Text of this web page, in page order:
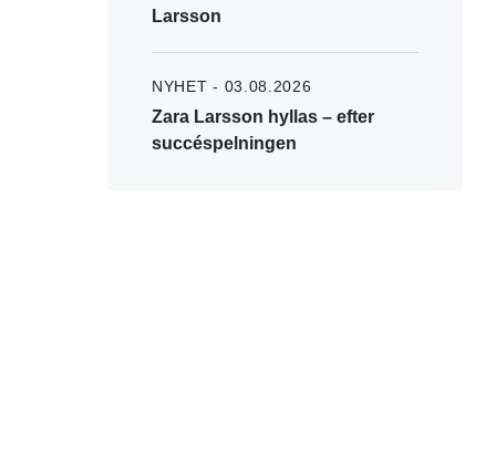
Larsson
NYHET - 03.08.2026
Zara Larsson hyllas – efter
succéspelningen